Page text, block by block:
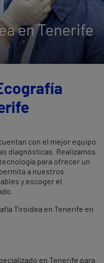
en Tenerife
con el mejor equipo
diagnósticas. Realizamos
para ofrecer un
a nuestros
y escoger el
Tiroidea en Tenerife en
en Tenerife para